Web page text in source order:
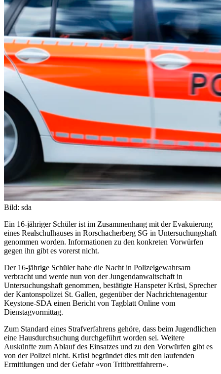
Bild: sda
Ein 16-jähriger Schüler ist im Zusammenhang mit der Evakuierung
eines Realschulhauses in Rorschacherberg SG in Untersuchungshaft
genommen worden. Informationen zu den konkreten Vorwürfen
gegen ihn gibt es vorerst nicht.
Der 16-jährige Schüler habe die Nacht in Polizeigewahrsam
verbracht und werde nun von der Jungendanwaltschaft in
Untersuchungshaft genommen, bestätigte Hanspeter Krüsi, Sprecher
der Kantonspolizei St. Gallen, gegenüber der Nachrichtenagentur
Keystone-SDA einen Bericht von Tagblatt Online vom
Dienstagvormittag.
Zum Standard eines Strafverfahrens gehöre, dass beim Jugendlichen
eine Hausdurchsuchung durchgeführt worden sei. Weitere
Auskünfte zum Ablauf des Einsatzes und zu den Vorwürfen gibt es
von der Polizei nicht. Krüsi begründet dies mit den laufenden
Ermittlungen und der Gefahr «von Trittbrettfahrern».